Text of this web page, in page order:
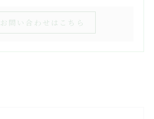
お問い合わせはこちら